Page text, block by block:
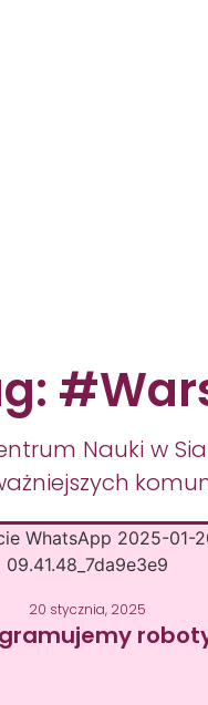
Nauki w
20 stycznia, 2025